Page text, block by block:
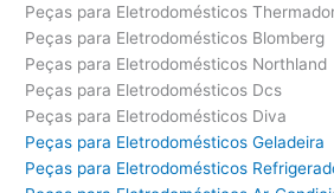
Peças para Eletrodomésticos
Peças para Eletrodomésticos Blomberg
Peças para Eletrodomésticos Northland
Peças para Eletrodomésticos Dcs
Peças para Eletrodomésticos Diva
Peças para Eletrodomésticos Geladeira
Peças para Eletrodomésticos